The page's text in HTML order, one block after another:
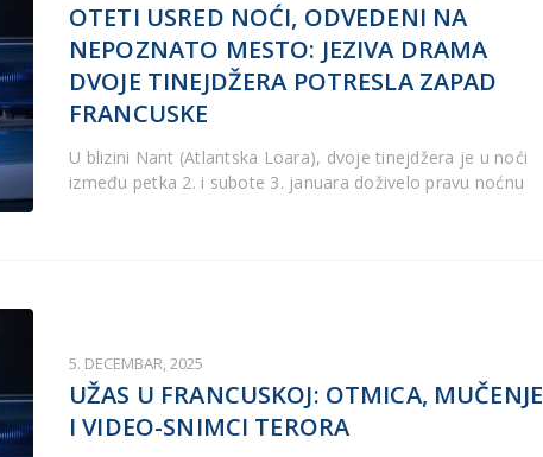
OTETI USRED NOĆI, ODVEDENI NA
NEPOZNATO MESTO: JEZIVA DRAMA
DVOJE TINEJDŽERA POTRESLA ZAPAD
FRANCUSKE
U blizini Nant (Atlantska Loara), dvoje tinejdžera je u noći
između petka 2. i subote 3. januara doživelo pravu noćnu
5. DECEMBAR, 2025
UŽAS U FRANCUSKOJ: OTMICA, MUČENJE
I VIDEO-SNIMCI TERORA